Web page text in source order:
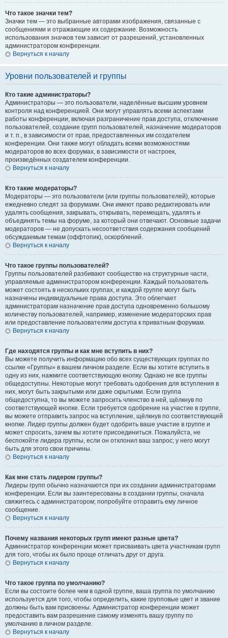
Что такое значки тем?
Значки тем — это выбранные авторами изображения, связанные с
сообщениями и отражающие их содержание. Возможность
использования значков тем зависит от разрешений, установленных
администратором конференции.
Вернуться к началу
Уровни пользователей и группы
Кто такие администраторы?
Администраторы — это пользователи, наделённые высшим уровнем
контроля над конференцией. Они могут управлять всеми аспектами
работы конференции, включая разграничение прав доступа, отключение
пользователей, создание групп пользователей, назначение модераторов
и т. п., в зависимости от прав, предоставленных им создателем
конференции. Они также могут обладать всеми возможностями
модераторов во всех форумах, в зависимости от настроек,
произведённых создателем конференции.
Вернуться к началу
Кто такие модераторы?
Модераторы — это пользователи (или группы пользователей), которые
ежедневно следят за форумами. Они имеют право редактировать или
удалять сообщения, закрывать, открывать, перемещать, удалять и
объединять темы на форуме, за который они отвечают. Основные задачи
модераторов — не допускать несоответствия содержания сообщений
обсуждаемым темам (оффтопик), оскорблений.
Вернуться к началу
Что такое группы пользователей?
Группы пользователей разбивают сообщество на структурные части,
управляемые администратором конференции. Каждый пользователь
может состоять в нескольких группах, и каждой группе могут быть
назначены индивидуальные права доступа. Это облегчает
администраторам назначение прав доступа одновременно большому
количеству пользователей, например, изменение модераторских прав
или предоставление пользователям доступа к приватным форумам.
Вернуться к началу
Где находятся группы и как мне вступить в них?
Вы можете получить информацию обо всех существующих группах по
ссылке «Группы» в вашем личном разделе. Если вы хотите вступить в
одну из них, нажмите соответствующую кнопку. Однако не все группы
общедоступны. Некоторые могут требовать одобрения для вступления в
них, могут быть закрытыми или даже скрытыми. Если группа
общедоступна, то вы можете запросить членство в ней, щёлкнув по
соответствующей кнопке. Если требуется одобрение на участие в группе,
вы можете отправить запрос на вступление, щёлкнув по соответствующей
кнопке. Лидер группы должен будет одобрить ваше участие в группе и
может спросить, зачем вы хотите присоединиться. Пожалуйста, не
беспокойте лидера группы, если он отклонил ваш запрос; у него могут
быть для этого свои причины.
Вернуться к началу
Как мне стать лидером группы?
Лидеры групп обычно назначаются при их создании администраторами
конференции. Если вы заинтересованы в создании группы, сначала
свяжитесь с администратором; попробуйте отправить ему личное
сообщение.
Вернуться к началу
Почему названия некоторых групп имеют разные цвета?
Администратор конференции может присваивать цвета участникам групп
для того, чтобы их было проще отличать друг от друга.
Вернуться к началу
Что такое группа по умолчанию?
Если вы состоите более чем в одной группе, ваша группа по умолчанию
используется для того, чтобы определить, какие групповые цвет и звание
должны быть вам присвоены. Администратор конференции может
предоставить вам разрешение самому изменять вашу группу по
умолчанию в личном разделе.
Вернуться к началу